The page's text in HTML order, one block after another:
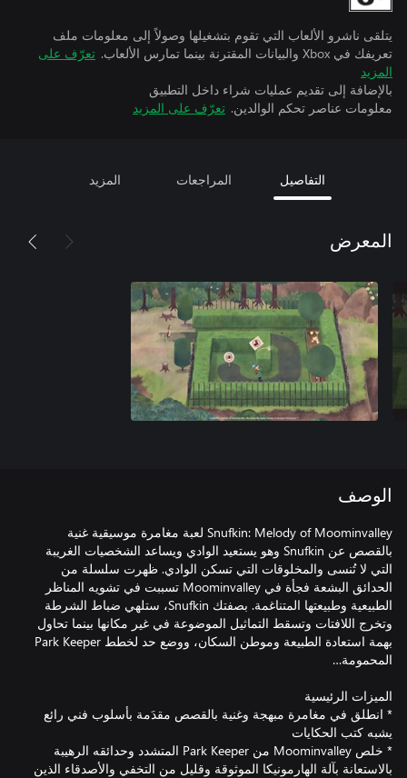
يتلقى ناشرو الألعاب التي تقوم بتشغيلها وصولاً إلى معلومات ملف
تعريفك في Xbox والبيانات المقترنة بينما تمارس الألعاب.
تعرّف على
المزيد
بالإضافة إلى تقديم عمليات شراء داخل التطبيق
معلومات عناصر تحكم الوالدين. تعرّف على المزيد
التفاصيل المراجعات المزيد
المعرض
الوصف
Snufkin: Melody of Moominvalley لعبة مغامرة موسيقية غنية
بالقصص عن Snufkin وهو يستعيد الوادي ويساعد الشخصيات الغريبة
التي لا تُنسى والمخلوقات التي تسكن الوادي. ظهرت سلسلة من
الحدائق البشعة فجأة في Moominvalley تسببت في تشويه المناظر
الطبيعية وطبيعتها المتناغمة. بصفتك Snufkin، ستلهي ضباط الشرطة
وتخرج اللافتات وتسقط التماثيل الموضوعة في غير مكانها بينما تحاول
بهمة استعادة الطبيعة وموطن السكان، ووضع حد لخطط Park Keeper
* انطلق في مغامرة مبهجة وغنية بالقصص مقدَمة بأسلوب فني رائع
* خلص Moominvalley من Park Keeper المتشدد وحدائقه الرهيبة
بالاستعانة بآلة الهارمونيكا الموثوقة وقليل من التخفي والأصدقاء الذين